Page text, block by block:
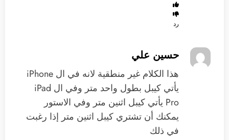
رد
حسين علي
‏هذا الكلام غير منطقية لانه في ال iPhone
‏يأتي كيبل بطول واحد متر وفي ال iPad
Pro يأتي كيبل اثنين متر وفي الاستور
يمكنك أن تشتري كيبل اثنين متر ‏إذا رغبت
في ذلك